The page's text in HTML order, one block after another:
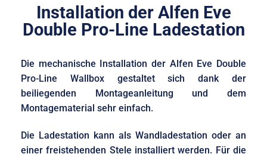
Installation der Alfen Eve
Double Pro-Line Ladestation
Die mechanische Installation der Alfen Eve Double
Pro-Line Wallbox gestaltet sich dank der
beiliegenden Montageanleitung und dem
Montagematerial sehr einfach.
Die Ladestation kann als Wandladestation oder an
einer freistehenden Stele installiert werden. Für die